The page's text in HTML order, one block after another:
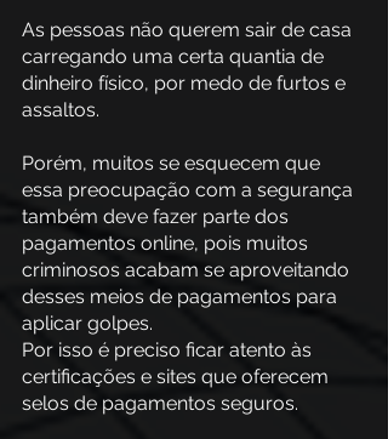
As pessoas não querem sair de casa
carregando uma certa quantia de
dinheiro físico, por medo de furtos e
assaltos.
Porém, muitos se esquecem que
essa preocupação com a segurança
também deve fazer parte dos
pagamentos online, pois muitos
criminosos acabam se aproveitando
desses meios de pagamentos para
aplicar golpes.
Por isso é preciso ficar atento às
certificações e sites que oferecem
selos de pagamentos seguros.